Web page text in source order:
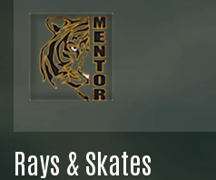
Rays & Skates